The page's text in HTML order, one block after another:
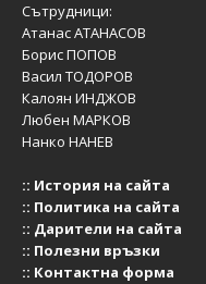
Сътрудници:
Атанас АТАНАСОВ
Борис ПОПОВ
Васил ТОДОРОВ
Калоян ИНДЖОВ
Любен МАРКОВ
Нанко НАНЕВ
:: История на сайта
:: Политика на сайта
:: Дарители на сайта
:: Полезни връзки
:: Контактна форма